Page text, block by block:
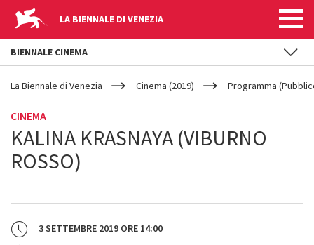
LA BIENNALE DI VENEZIA
YOUR
ARE
La Biennale di Venezia Cinema (2019) Programma
CINEMA
KALINA KRASNAYA (VIBURNO
ROSSO)
3 SETTEMBRE 2019 ORE 14:00
BIENNALE CINEMA